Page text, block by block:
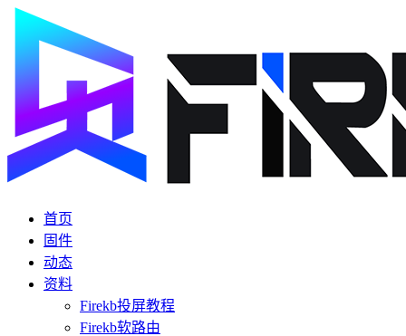
首页
固件
动态
资料
Firekb投屏教程
Firekb软路由